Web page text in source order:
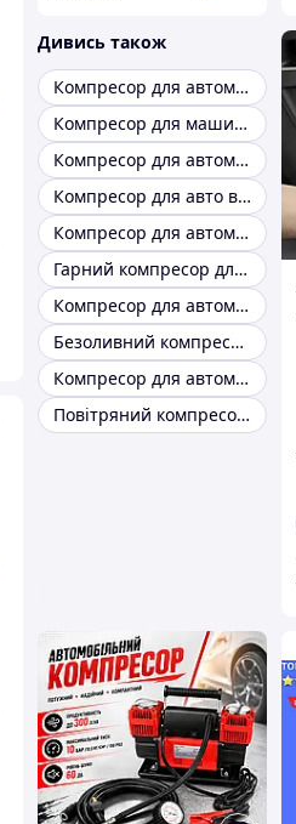
Дивись також
Компресор для автомобіля
Компресор для машини
Компресор для автомобіля
Компресор для авто в кейсі
Компресор для автомобіля 220в
Гарний компресор для автомобіля
Компресор для автомобіля 4в1
Безоливний компресор автомобільний
Компресор для автомобіля 10 атмосфер
Повітряний компресор 12 V для авто